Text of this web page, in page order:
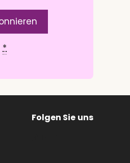
*
Folgen Sie uns